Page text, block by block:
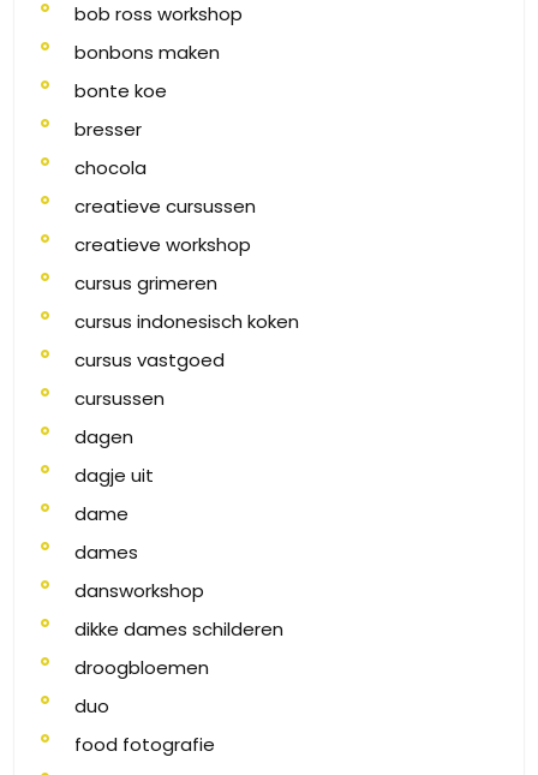
bob ross workshop
bonbons maken
bonte koe
bresser
chocola
creatieve cursussen
creatieve workshop
cursus grimeren
cursus indonesisch koken
cursus vastgoed
cursussen
dagen
dagje uit
dame
dames
dansworkshop
dikke dames schilderen
droogbloemen
duo
food fotografie